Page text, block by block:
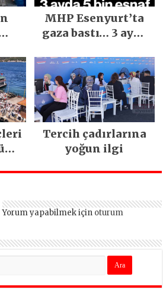
MHP Esenyurt’ta
gaza bastı… 3 ayda
edildi
Tercih çadırlarına
yoğun ilgi
Yorum yapabilmek için oturum